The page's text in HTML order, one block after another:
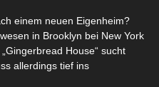
einem neuen Eigenheim?
in Brooklyn bei New York
House“ sucht
allerdings tief ins